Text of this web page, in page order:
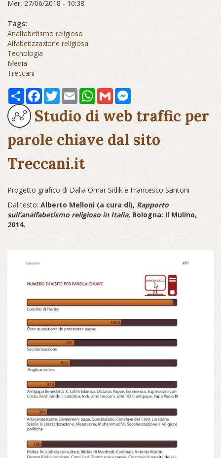
Mer, 27/06/2018 - 10:38
Tags:
Analfabetismo religioso
Alfabetizzazione religiosa
Tecnologia
Media
Treccani
Share Facebook
TwitterEmail WhatsApp
Gmail
Studio di web traffic per
parole chiave dal sito
Treccani.it
Progetto grafico di Dalia Omar Sidik e Francesco Santoni
Dal testo: Alberto Melloni (a cura di), Rapporto
sull’analfabetismo religioso in Italia, Bologna: Il Mulino,
2014.